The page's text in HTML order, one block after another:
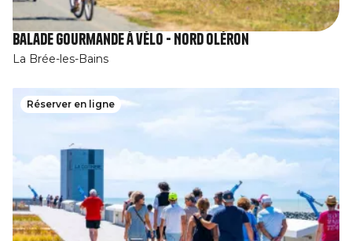
Balade gourmande à vélo - Nord Oléron
La Brée-les-Bains
Réserver en ligne